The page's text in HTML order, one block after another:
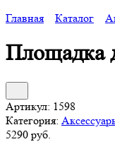
Главная
Каталог
Площадка
Артикул: 1598
Категория:
5290 руб.